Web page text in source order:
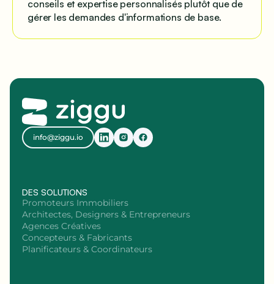
conseils et expertise personnalisés plutôt que de
gérer les demandes d'informations de base.
info@ziggu.io
DES SOLUTIONS
Promoteurs Immobiliers
Architectes, Designers & Entrepreneurs
Agences Créatives
Concepteurs & Fabricants
Planificateurs & Coordinateurs